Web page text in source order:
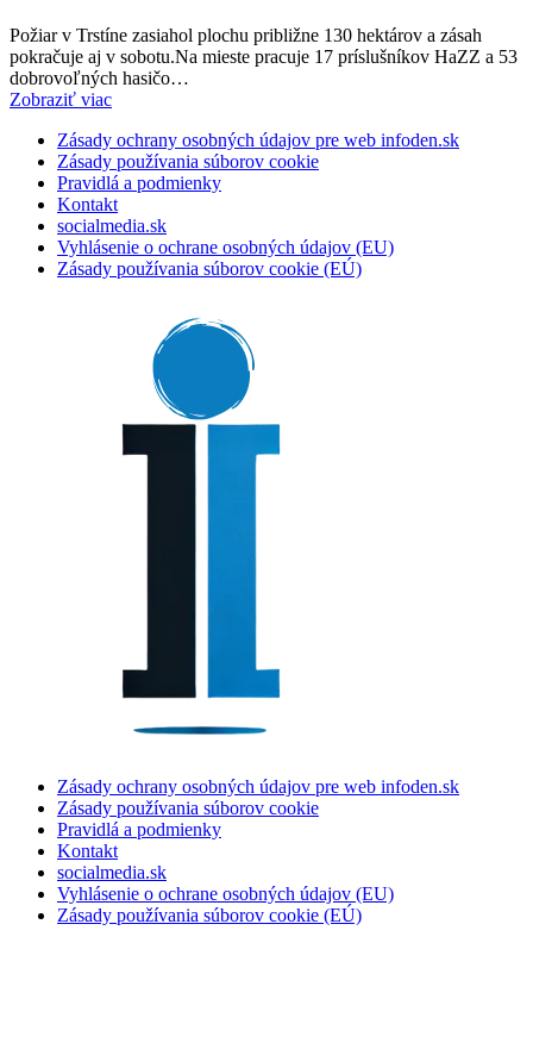
Požiar v Trstíne zasiahol plochu približne 130 hektárov a zásah
pokračuje aj v sobotu.Na mieste pracuje 17 príslušníkov HaZZ a 53
dobrovoľných hasičo…
Zobraziť viac
Zásady ochrany osobných údajov pre web infoden.sk
Zásady používania súborov cookie
Pravidlá a podmienky
Kontakt
socialmedia.sk
Vyhlásenie o ochrane osobných údajov (EU)
Zásady používania súborov cookie (EÚ)
Zásady ochrany osobných údajov pre web infoden.sk
Zásady používania súborov cookie
Pravidlá a podmienky
Kontakt
socialmedia.sk
Vyhlásenie o ochrane osobných údajov (EU)
Zásady používania súborov cookie (EÚ)